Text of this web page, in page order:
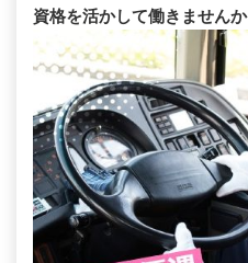
資格を活かして働きませんか